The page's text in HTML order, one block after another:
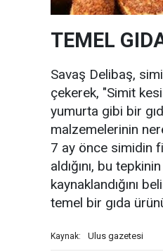
TEMEL
Savaş Delibaş,
çekerek, "Simit
yumurta gibi bir
malzemelerinin
7 ay önce simidin
aldığını, bu
kaynaklandığını
temel bir gıda
Kaynak: Ulus gazetesi